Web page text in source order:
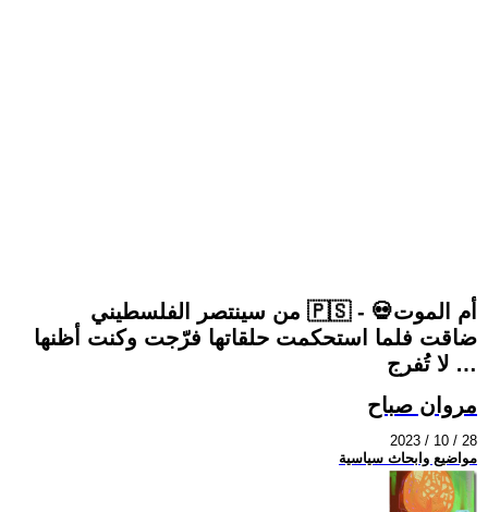
من سينتصر الفلسطيني 🇵🇸 أم الموت💀 -
ضاقت فلما استحكمت حلقاتها فرّجت وكنت أظنها
لا تُفرج …
مروان صباح
2023 / 10 / 28
مواضيع وابحاث سياسية